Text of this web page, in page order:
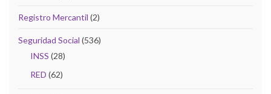
Registro Mercantil (2)
Seguridad Social (536)
INSS (28)
RED (62)